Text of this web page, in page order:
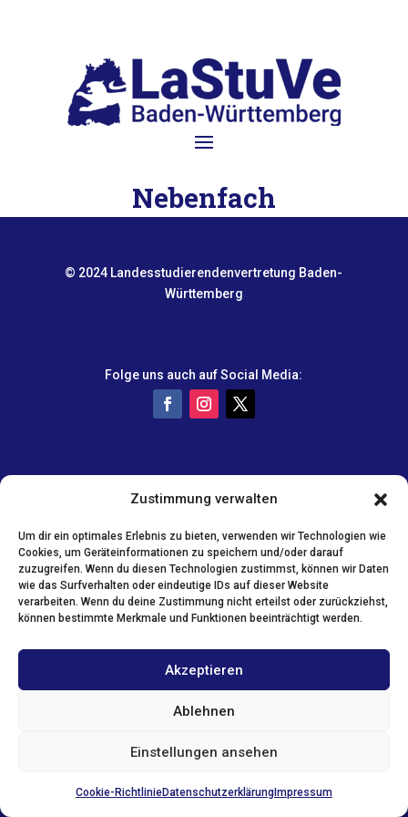
Zustimmung verwalten
Um dir ein optimales Erlebnis zu bieten, verwenden wir Technologien wie
Cookies, um Geräteinformationen zu speichern und/oder darauf
zuzugreifen. Wenn du diesen Technologien zustimmst, können wir Daten
wie das Surfverhalten oder eindeutige IDs auf dieser Website
verarbeiten. Wenn du deine Zustimmung nicht erteilst oder zurückziehst,
können bestimmte Merkmale und Funktionen beeinträchtigt werden.
Akzeptieren
Ablehnen
Einstellungen ansehen
Cookie-RichtlinieDatenschutzerklärung Impressum
Nebenfach
© 2024 Landesstudierendenvertretung Baden-
Württemberg
Folge uns auch auf Social Media: